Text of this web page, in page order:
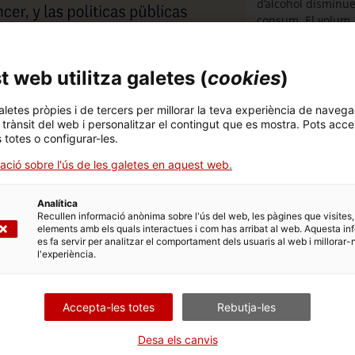
d’alcohol
consum. El
efectives per
amb el suport de
Action Alcohol
Les polítiques
impostos o
consumir
o les hores de
monopolis
intervencions
polítiques no
estalvien costos
reinvertir-se en
sanitàries per
amb el consum
dependència,
causats pel
de família poden jugar un paper complementari clau.
pocs minuts, normalitzar el missatge que l’alcohol no forma
web utilitza galetes (cookies)
pròpies i de tercers per millorar la teva experiència de
del web i personalitzar el contingut que es mostra. Pots
totes o configurar-les.
sobre l'ús de les galetes en aquest web.
Analítica
Recullen informació anònima sobre l'ús del web, les pàgines que
elements amb els quals interactues i com has arribat al web. Aquesta
es fa servir per analitzar el comportament dels usuaris al web i millorar-
l'experiència.
Accepta-les totes Rebutja-les
Desa els canvis